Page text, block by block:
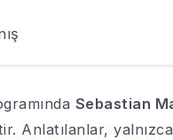
Sebastian
Anlatılanlar, yalnızca